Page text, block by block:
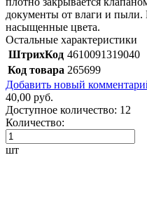
документы от влаги и пыли.
насыщенные цвета.
Остальные характеристики
ШтрихКод 4610091319040
Код товара 265699
Добавить новый
40,00 руб.
Доступное количество: 12
Количество:
шт